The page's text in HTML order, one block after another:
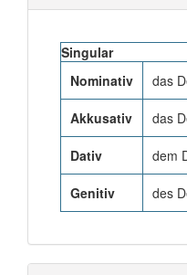
Singular
Nominativ
das
Akkusativ das
Dativ dem
Genitiv des